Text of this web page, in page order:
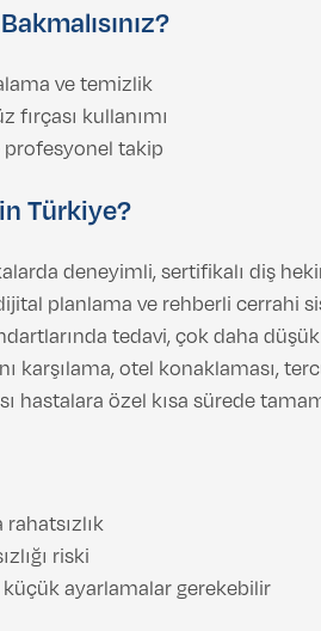
ve temizlik
kullanımı
takip
Türkiye?
deneyimli, sertifikalı diş
planlama ve rehberli cerrahi
tedavi, çok daha
karşılama, otel konaklaması,
hastalara özel kısa sürede
riski
ayarlamalar gerekebilir